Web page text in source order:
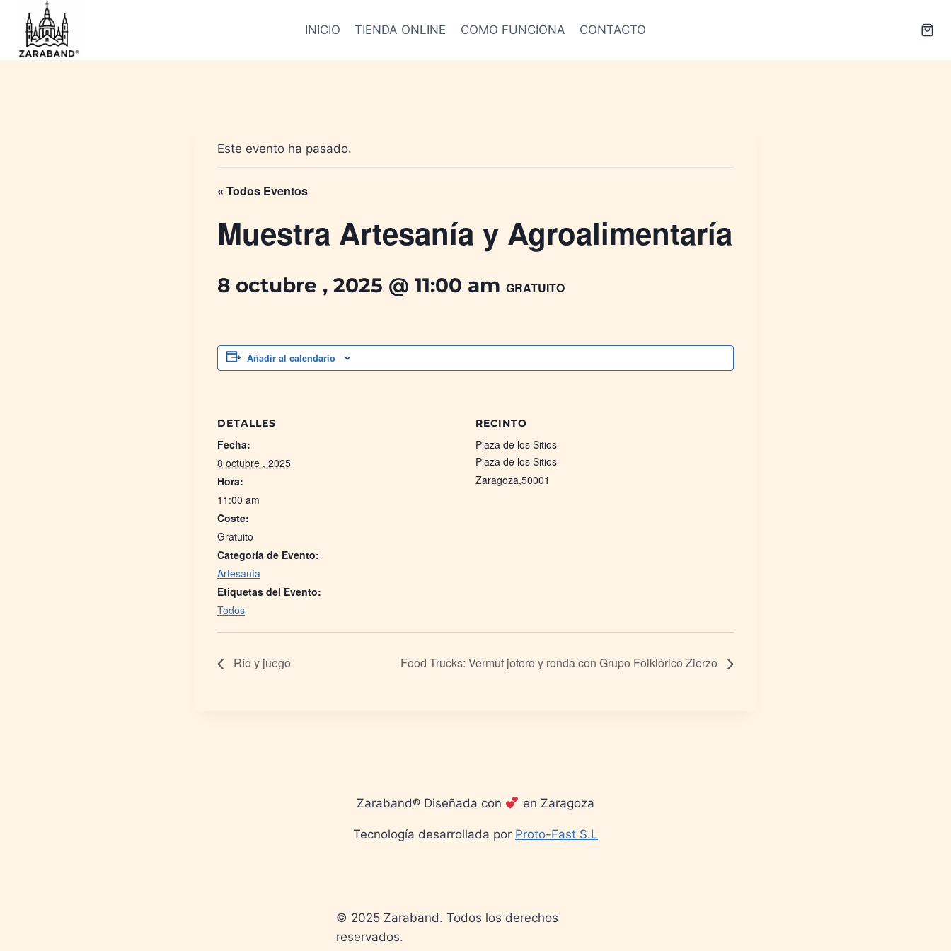
contenido
INICIO TIENDA ONLINE COMO FUNCIONA CONTACTO
Este evento ha pasado.
« Todos Eventos
Muestra Artesanía y Agroalimentaría
8 octubre , 2025 @ 11:00 am GRATUITO
Añadir al calendario
DETALLES
Fecha:
8 octubre , 2025
Hora:
11:00 am
Coste:
Gratuito
Categoría de Evento:
Artesanía
Etiquetas del Evento:
Todos
RECINTO
Plaza de los Sitios
Plaza de los Sitios
Zaragoza,50001
Río y juego Food Trucks: Vermut jotero y ronda con Grupo Folklórico Zierzo
Zaraband® Diseñada con en Zaragoza
Tecnología desarrollada por Proto-Fast S.L
© 2025 Zaraband. Todos los derechos
reservados.